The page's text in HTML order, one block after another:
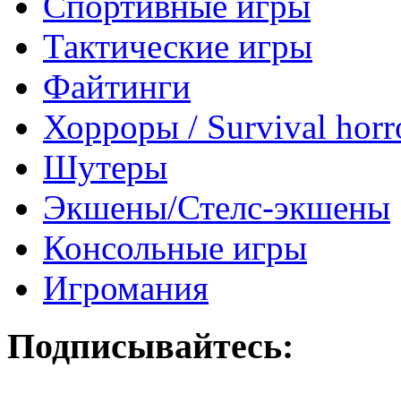
Тактические игры
Файтинги
Хорроры / Survival
Шутеры
Экшены/Стелс-экшены
Консольные игры
Игромания
Подписывайтесь: